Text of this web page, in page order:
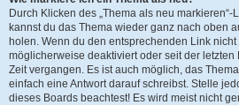
Durch Klicken des „Thema als neu
kannst du das Thema wieder ganz nach oben
holen. Wenn du den entsprechenden Link
möglicherweise deaktiviert oder seit der letzten
Zeit vergangen. Es ist auch möglich, das
einfach eine Antwort darauf schreibst. Stelle
dieses Boards beachtest! Es wird meist nicht